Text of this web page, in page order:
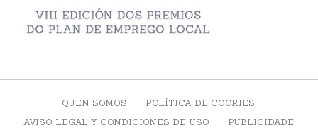
QUEN SOMOS
POLÍTICA DE COOKIES
AVISO LEGAL Y CONDICIONES DE USO
PUBLICIDADE